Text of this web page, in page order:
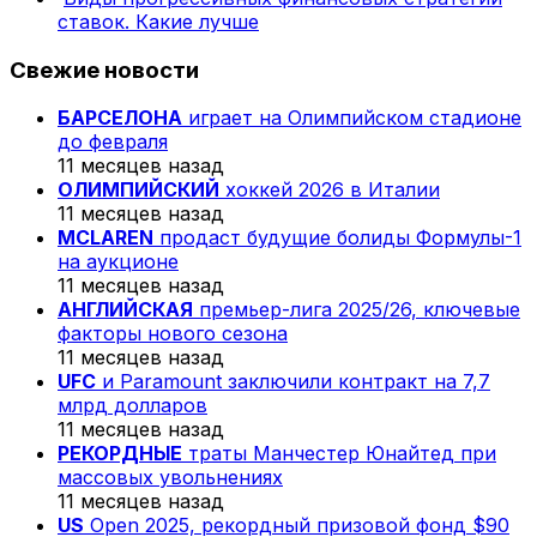
ставок. Какие лучше
Свежие новости
БАРСЕЛОНА играет на Олимпийском стадионе
до февраля
11 месяцев назад
ОЛИМПИЙСКИЙ хоккей 2026 в Италии
11 месяцев назад
MCLAREN продаст будущие болиды Формулы-1
на аукционе
11 месяцев назад
АНГЛИЙСКАЯ премьер-лига 2025/26, ключевые
факторы нового сезона
11 месяцев назад
UFC и Paramount заключили контракт на 7,7
млрд долларов
11 месяцев назад
РЕКОРДНЫЕ траты Манчестер Юнайтед при
массовых увольнениях
11 месяцев назад
US Open 2025, рекордный призовой фонд $90